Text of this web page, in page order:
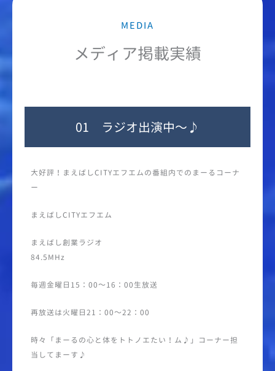
MEDIA
メディア掲載実績
01 ラジオ出演中〜♪
大好評！まえばしCITYエフエムの番組内でのまーるコーナ
ー
まえばしCITYエフエム
まえばし創業ラジオ
84.5MHz
毎週金曜日15：00～16：00生放送
再放送は火曜日21：00～22：00
時々「まーるの心と体をトトノエたい！ム♪」コーナー担
当してまーす♪